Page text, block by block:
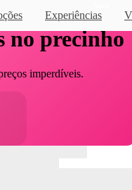
Experiências
no precinho
imperdíveis.